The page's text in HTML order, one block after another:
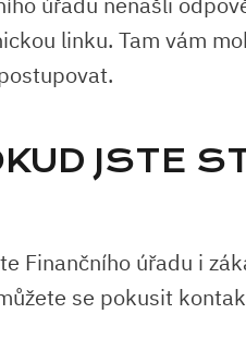
linku. Tam vám
JSTE
Finančního úřadu i
se pokusit